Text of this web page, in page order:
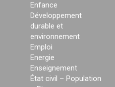
Enfance
Développement
durable et
environnement
Emploi
Energie
Enseignement
État civil – Population